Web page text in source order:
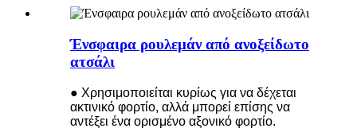
Ένσφαιρα ρουλεμάν από ανοξείδωτο
ατσάλι
● Χρησιμοποιείται κυρίως για να δέχεται
ακτινικό φορτίο, αλλά μπορεί επίσης να
αντέξει ένα ορισμένο αξονικό φορτίο.